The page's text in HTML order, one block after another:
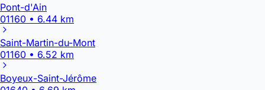
Pont-d'Ain
01160 • 6.44 km
Saint-Martin-du-Mont
01160 • 6.52 km
Boyeux-Saint-Jérôme